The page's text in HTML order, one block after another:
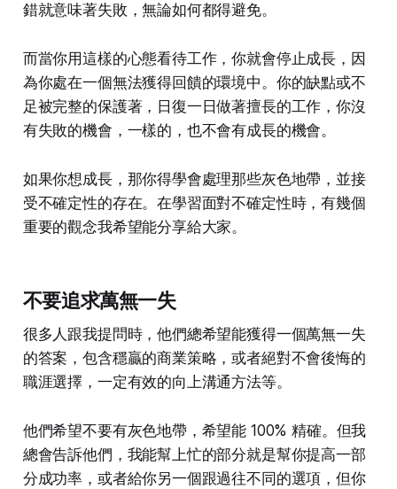
錯就意味著失敗，無論如何都得避免。
而當你用這樣的心態看待工作，你就會停止成長，因
為你處在一個無法獲得回饋的環境中。你的缺點或不
足被完整的保護著，日復一日做著擅長的工作，你沒
有失敗的機會，一樣的，也不會有成長的機會。
如果你想成長，那你得學會處理那些灰色地帶，並接
受不確定性的存在。在學習面對不確定性時，有幾個
重要的觀念我希望能分享給大家。
不要追求萬無一失
很多人跟我提問時，他們總希望能獲得一個萬無一失
的答案，包含穩贏的商業策略，或者絕對不會後悔的
職涯選擇，一定有效的向上溝通方法等。
他們希望不要有灰色地帶，希望能 100% 精確。但我
總會告訴他們，我能幫上忙的部分就是幫你提高一部
分成功率，或者給你另一個跟過往不同的選項，但你